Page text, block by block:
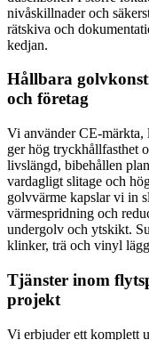
nivåskillnader och
rätskiva och
kedjan.
Hållbara
och företag
Vi använder CE-märkta,
ger hög tryckhållfasthet
livslängd, bibehållen
vardagligt slitage och
golvvärme kapslar vi in
värmespridning och
undergolv och ytskikt.
klinker, trä och vinyl
Tjänster inom
projekt
Vi erbjuder ett komplett